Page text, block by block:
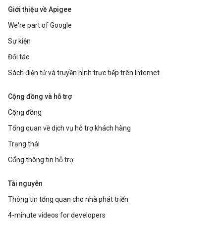
Giới thiệu về Apigee
We're part of Google
Sự kiện
Đối tác
Sách điện tử và truyền hình trực tiếp trên Internet
Cộng đồng và hỗ trợ
Cộng đồng
Tổng quan về dịch vụ hỗ trợ khách hàng
Trạng thái
Cổng thông tin hỗ trợ
Tài nguyên
Thông tin tổng quan cho nhà phát triển
4-minute videos for developers